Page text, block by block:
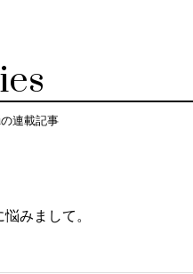
連載記事
みまして。